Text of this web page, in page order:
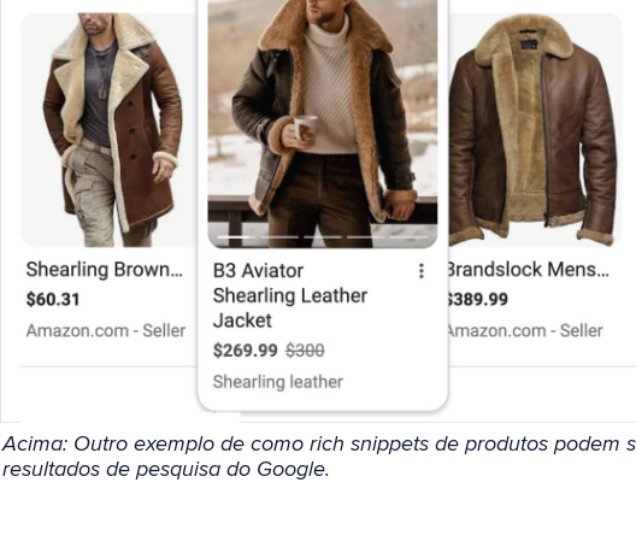
Acima: Outro exemplo de como rich snippets de produtos podem
resultados de pesquisa do Google.